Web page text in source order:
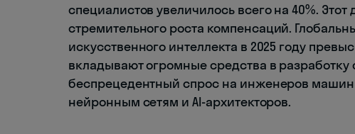
специалистов увеличилось всего на 40%.
стремительного роста компенсаций.
искусственного интеллекта в 2025 году
вкладывают огромные средства в
беспрецедентный спрос на инженеров
нейронным сетям и AI-архитекторов.